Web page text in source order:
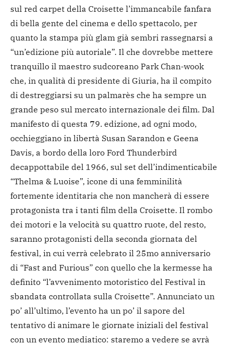
sul red carpet della Croisette l’immancabile fanfara
di bella gente del cinema e dello spettacolo, per
quanto la stampa più glam già sembri rassegnarsi a
“un’edizione più autoriale”. Il che dovrebbe mettere
tranquillo il maestro sudcoreano Park Chan-wook
che, in qualità di presidente di Giuria, ha il compito
di destreggiarsi su un palmarès che ha sempre un
grande peso sul mercato internazionale dei film. Dal
manifesto di questa 79. edizione, ad ogni modo,
occhieggiano in libertà Susan Sarandon e Geena
Davis, a bordo della loro Ford Thunderbird
decappottabile del 1966, sul set dell’indimenticabile
“Thelma & Luoise”, icone di una femminilità
fortemente identitaria che non mancherà di essere
protagonista tra i tanti film della Croisette. Il rombo
dei motori e la velocità su quattro ruote, del resto,
saranno protagonisti della seconda giornata del
festival, in cui verrà celebrato il 25mo anniversario
di “Fast and Furious” con quello che la kermesse ha
definito “l’avvenimento motoristico del Festival in
sbandata controllata sulla Croisette”. Annunciato un
po’ all’ultimo, l’evento ha un po’ il sapore del
tentativo di animare le giornate iniziali del festival
con un evento mediatico: staremo a vedere se avrà